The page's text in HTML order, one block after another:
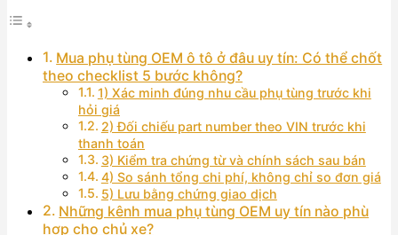
Mua phụ tùng OEM ô tô ở đâu uy tín: Có thể chốt
theo checklist 5 bước không?
1) Xác minh đúng nhu cầu phụ tùng trước khi
hỏi giá
2) Đối chiếu part number theo VIN trước khi
thanh toán
3) Kiểm tra chứng từ và chính sách sau bán
4) So sánh tổng chi phí, không chỉ so đơn giá
5) Lưu bằng chứng giao dịch
Những kênh mua phụ tùng OEM uy tín nào phù
hợp cho chủ xe?